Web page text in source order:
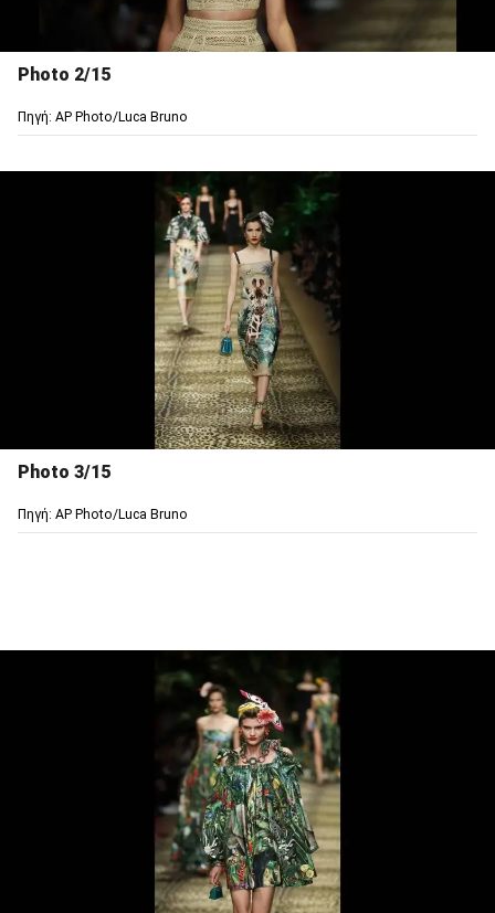
Photo 2/15
Πηγή: AP Photo/Luca Bruno
Photo 3/15
Πηγή: AP Photo/Luca Bruno